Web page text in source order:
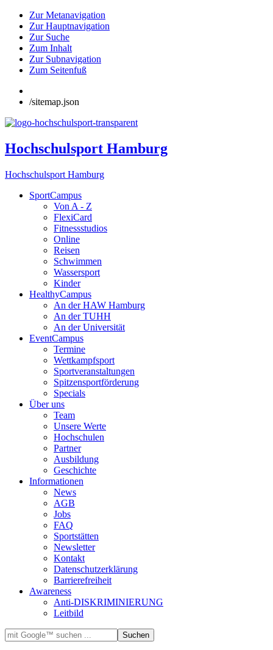
Zur Metanavigation
Zur Hauptnavigation
Zur Suche
Zum Inhalt
Zur Subnavigation
Zum Seitenfuß
/sitemap.json
Hochschulsport Hamburg
Hochschulsport Hamburg
SportCampus
Von A - Z
FlexiCard
Fitnessstudios
Online
Reisen
Schwimmen
Wassersport
Kinder
HealthyCampus
An der HAW Hamburg
An der TUHH
An der Universität
EventCampus
Termine
Wettkampfsport
Sportveranstaltungen
Spitzensportförderung
Specials
Über uns
Team
Unsere Werte
Hochschulen
Partner
Ausbildung
Geschichte
Informationen
News
AGB
Jobs
FAQ
Sportstätten
Newsletter
Kontakt
Datenschutzerklärung
Barrierefreiheit
Awareness
Anti-DISKRIMINIERUNG
Leitbild